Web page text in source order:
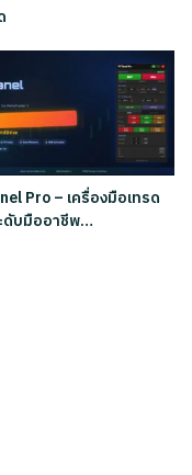
Pro – เครื่องมือเทรด
ดับมืออาชีพ…